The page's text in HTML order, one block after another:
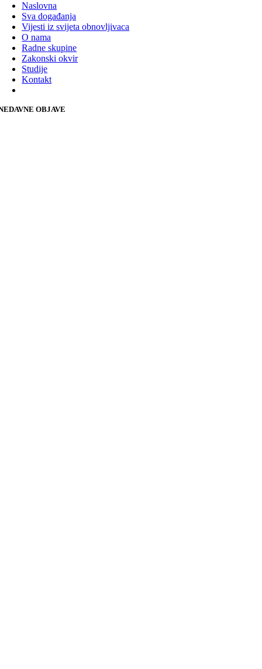
Naslovna
Sva događanja
Vijesti iz svijeta obnovljivaca
O nama
Radne skupine
Zakonski okvir
Studije
Kontakt
OBJAVE